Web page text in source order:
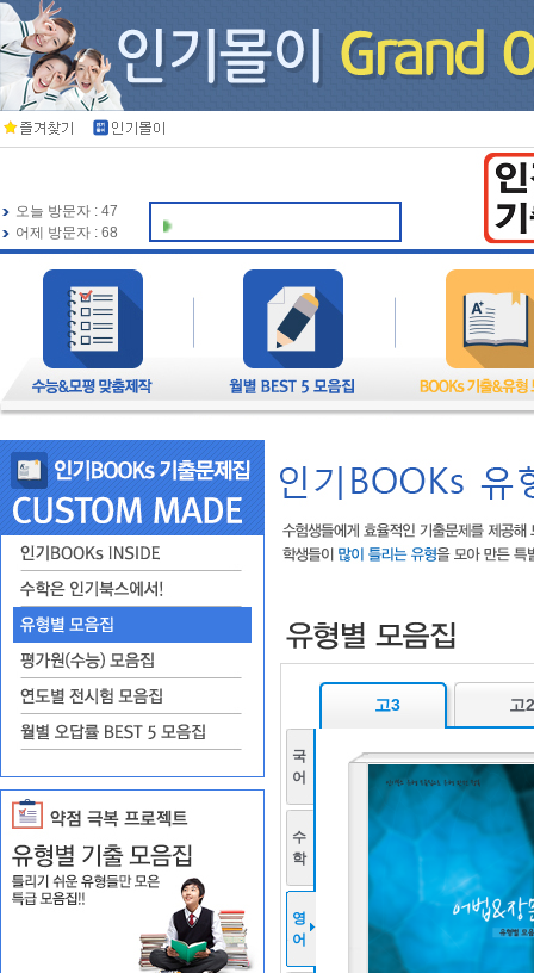
오늘 방문자 : 47
어제 방문자 : 68
🍀 인기북스가 항상
고3 고2
국
어
수
학
영
어